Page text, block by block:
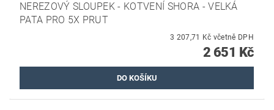
NEREZOVÝ SLOUPEK - KOTVENÍ SHORA - VELKÁ
PATA PRO 5X PRUT
3 207,71 Kč včetně DPH
2 651 Kč